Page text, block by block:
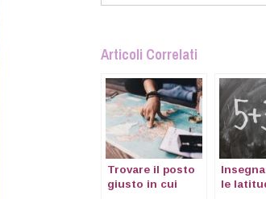
Articoli Correlati
Trovare il posto
giusto in cui
le